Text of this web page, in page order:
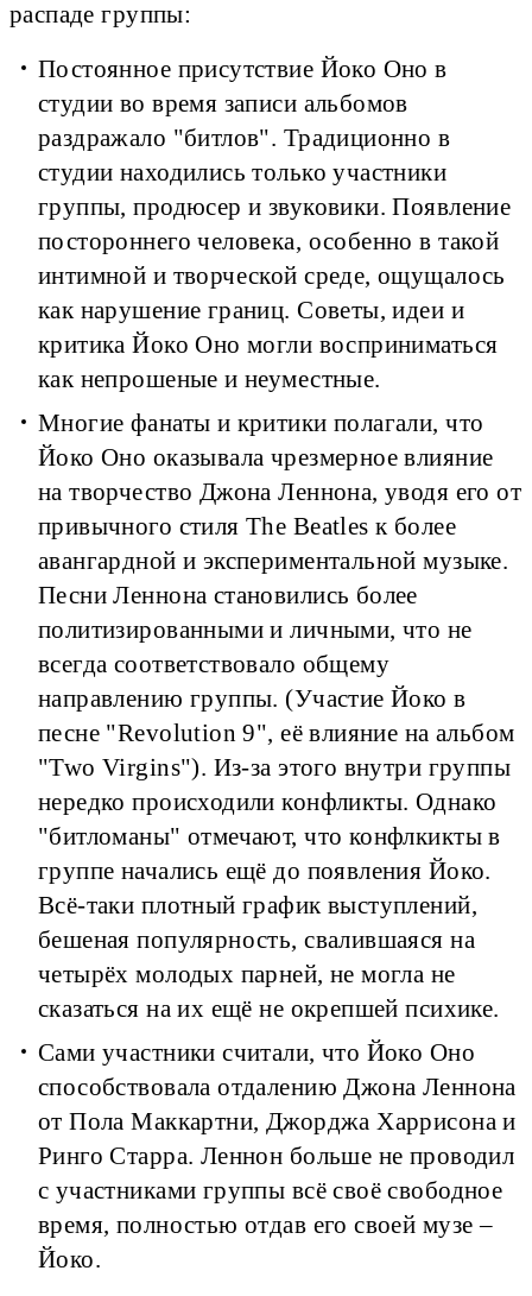
распаде группы:
Постоянное присутствие Йоко Оно в
студии во время записи альбомов
раздражало "битлов". Традиционно в
студии находились только участники
группы, продюсер и звуковики. Появление
постороннего человека, особенно в такой
интимной и творческой среде, ощущалось
как нарушение границ. Советы, идеи и
критика Йоко Оно могли восприниматься
как непрошеные и неуместные.
Многие фанаты и критики полагали, что
Йоко Оно оказывала чрезмерное влияние
на творчество Джона Леннона, уводя его от
привычного стиля The Beatles к более
авангардной и экспериментальной музыке.
Песни Леннона становились более
политизированными и личными, что не
всегда соответствовало общему
направлению группы. (Участие Йоко в
песне "Revolution 9", её влияние на альбом
"Two Virgins"). Из-за этого внутри группы
нередко происходили конфликты. Однако
"битломаны" отмечают, что конфлкикты в
группе начались ещё до появления Йоко.
Всё-таки плотный график выступлений,
бешеная популярность, свалившаяся на
четырёх молодых парней, не могла не
сказаться на их ещё не окрепшей психике.
Сами участники считали, что Йоко Оно
способствовала отдалению Джона Леннона
от Пола Маккартни, Джорджа Харрисона и
Ринго Старра. Леннон больше не проводил
с участниками группы всё своё свободное
время, полностью отдав его своей музе –
Йоко.